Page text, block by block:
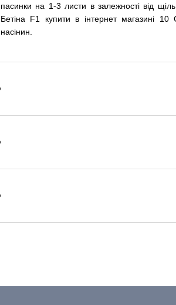
пасинки на 1-3 листи в залежності від
Бетіна F1 купити в інтернет магазині
насінин.